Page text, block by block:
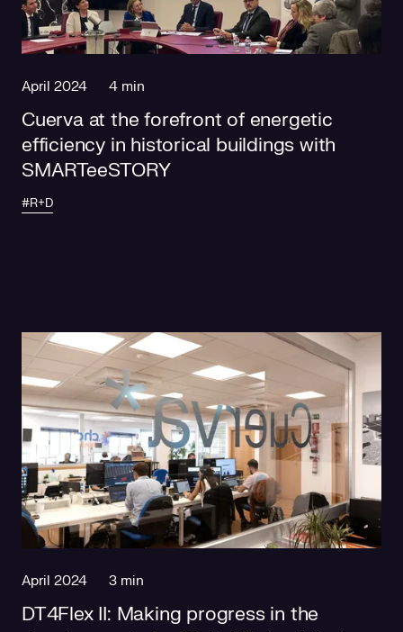
Social responsibility
Retailing
April 2024 4 min
Cuerva at the forefront of energetic
efficiency in historical buildings with
SMARTeeSTORY
#R+D
April 2024 3 min
DT4Flex II: Making progress in the